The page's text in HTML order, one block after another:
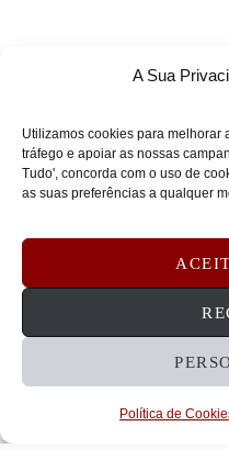
A Sua
Utilizamos cookies para melhorar
tráfego e apoiar as nossas
Tudo', concorda com o uso de
as suas preferências a qualquer
Política de
DEVOLUÇÕES E